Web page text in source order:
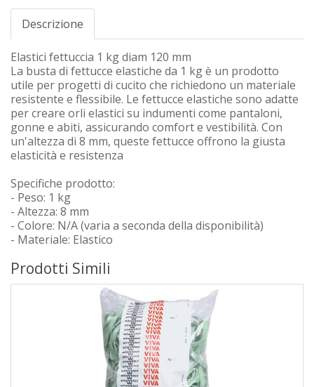
Descrizione
Elastici fettuccia 1 kg diam 120 mm
La busta di fettucce elastiche da 1 kg è un prodotto
utile per progetti di cucito che richiedono un materiale
resistente e flessibile. Le fettucce elastiche sono adatte
per creare orli elastici su indumenti come pantaloni,
gonne e abiti, assicurando comfort e vestibilità. Con
un'altezza di 8 mm, queste fettucce offrono la giusta
elasticità e resistenza
Specifiche prodotto:
- Peso: 1 kg
- Altezza: 8 mm
- Colore: N/A (varia a seconda della disponibilità)
- Materiale: Elastico
Prodotti Simili